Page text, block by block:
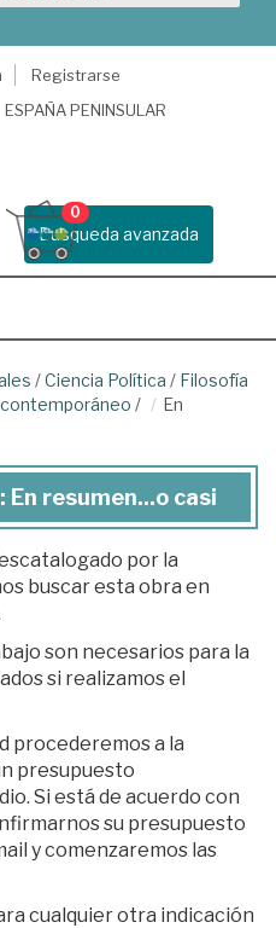
Registrarse
ESPAÑA PENINSULAR
Busqueda avanzada
0
/Ciencia Política / Filosofía
/
En
En resumen...o casi
por la
buscar esta obra en
son necesarios para la
si realizamos el
procederemos a la
presupuesto
Si está de acuerdo con
y comenzaremos las
cualquier otra indicación